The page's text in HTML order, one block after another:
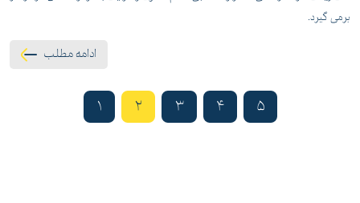
برمی گیرد.
ادامه مطلب
1 2 3 4 5